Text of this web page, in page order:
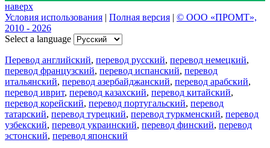
наверх
Условия использования | Полная версия | © ООО «ПРОМТ»,
2010 - 2026
Select a language
Перевод английский, перевод русский, перевод немецкий,
перевод французский, перевод испанский, перевод
итальянский, перевод азербайджанский, перевод арабский,
перевод иврит, перевод казахский, перевод китайский,
перевод корейский, перевод португальский, перевод
татарский, перевод турецкий, перевод туркменский, перевод
узбекский, перевод украинский, перевод финский, перевод
эстонский, перевод японский